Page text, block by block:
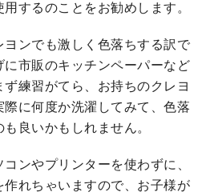
するのことをお勧めします。
ヨンでも激しく色落ちする訳で
市販のキッチンペーパーなど
練習がてら、お持ちのクレヨ
際に何度か洗濯してみて、色落
良いかもしれません。
ンやプリンターを使わずに、
れちゃいますので、お子様が